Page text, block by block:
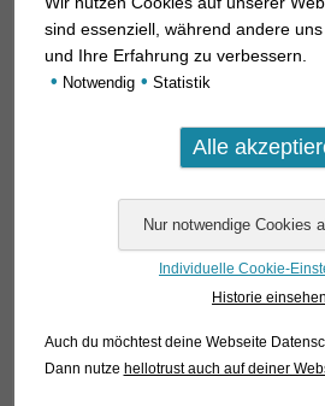
sind essenziell, während andere
und Ihre Erfahrung zu verbessern.
• Notwendig • Statistik
Individuelle Cookie-
Historie einsehen
Auch du möchtest deine Webseite
Dann nutze hellotrust auch auf deiner